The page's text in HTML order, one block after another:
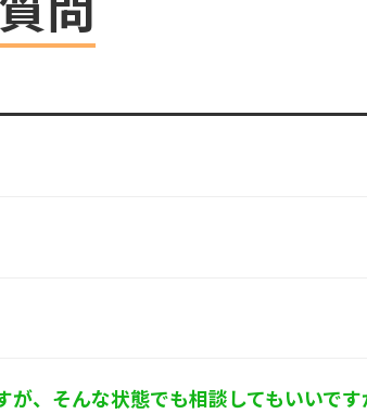
、そんな状態でも相談してもいいです